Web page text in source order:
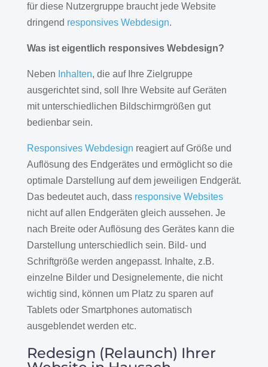
für diese Nutzergruppe braucht jede Website
dringend responsives Webdesign.
Was ist eigentlich responsives Webdesign?
Neben Inhalten, die auf Ihre Zielgruppe
ausgerichtet sind, soll Ihre Website auf Geräten
mit unterschiedlichen Bildschirmgrößen gut
bedienbar sein.
Responsives Webdesign reagiert auf Größe und
Auflösung des Endgerätes und ermöglicht so die
optimale Darstellung auf dem jeweiligen Endgerät.
Das bedeutet auch, dass responsive Websites
nicht auf allen Endgeräten gleich aussehen. Je
nach Breite oder Auflösung des Gerätes kann die
Darstellung unterschiedlich sein. Bild- und
Schriftgröße werden angepasst. Inhalte, z.B.
einzelne Bilder und Designelemente, die nicht
wichtig sind, können um Platz zu sparen auf
Tablets oder Smartphones automatisch
ausgeblendet werden etc.
Redesign (Relaunch) Ihrer